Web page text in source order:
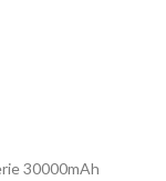
30000mAh